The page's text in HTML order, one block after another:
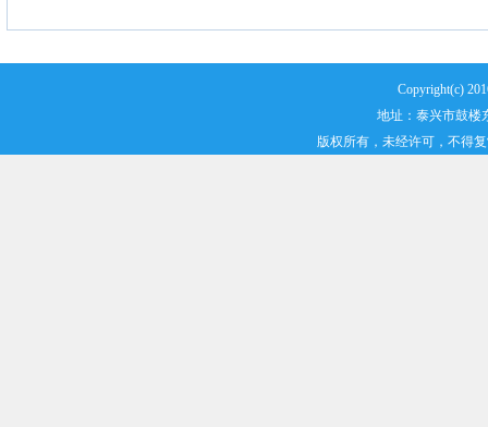
Copyright(c)
地址：泰兴市鼓楼
版权所有，未经许可，不得